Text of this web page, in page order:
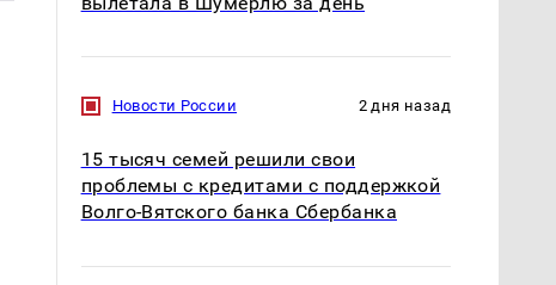
Новости России 2 дня назад
15 тысяч семей решили свои
проблемы с кредитами с поддержкой
Волго-Вятского банка Сбербанка